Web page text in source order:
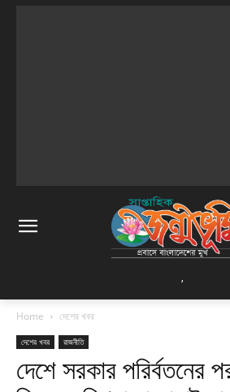
Home দেশের খবর
দেশের খবর রাজনীতি
দেশে সরকার পরির্বতনের